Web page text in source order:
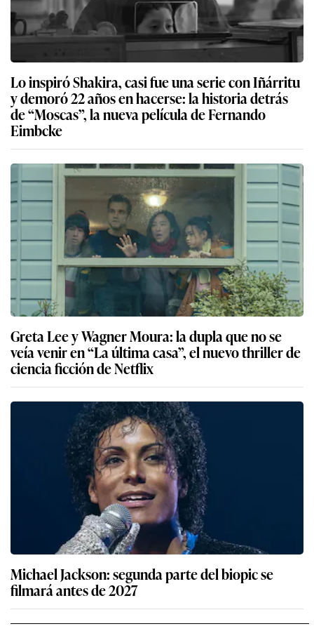
Lo inspiró Shakira, casi fue una serie con Iñárritu
y demoró 22 años en hacerse: la historia detrás
de “Moscas”, la nueva película de Fernando
Eimbcke
Greta Lee y Wagner Moura: la dupla que no se
veía venir en “La última casa”, el nuevo thriller de
ciencia ficción de Netflix
Michael Jackson: segunda parte del biopic se
filmará antes de 2027